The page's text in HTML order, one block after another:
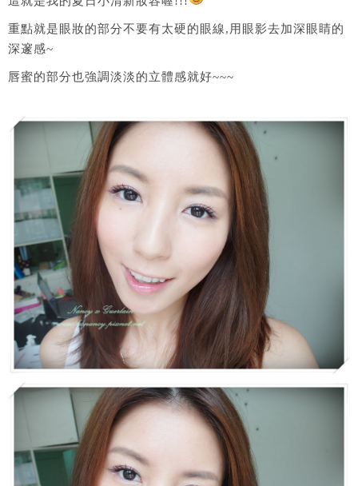
重點就是眼妝的部分不要有太硬的眼線,用眼影去加深眼睛的
深邃感~
唇蜜的部分也強調淡淡的立體感就好~~~